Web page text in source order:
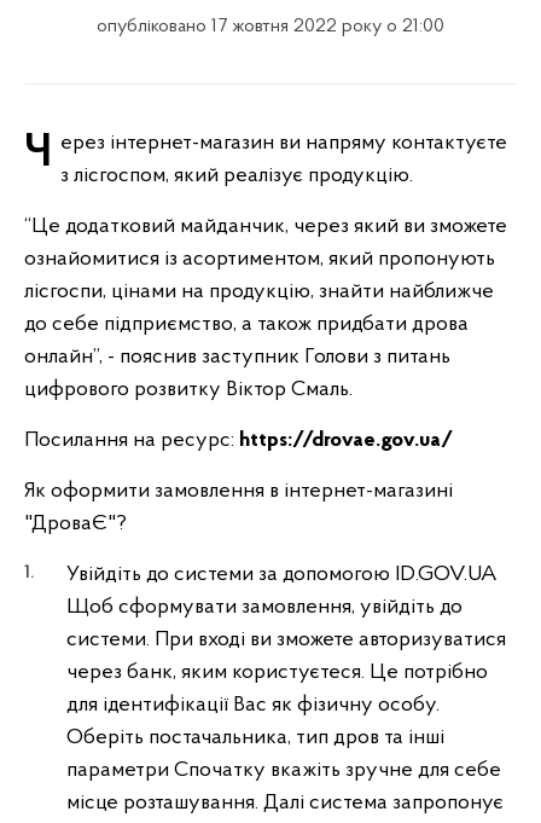
опубліковано 17 жовтня 2022 року о 21:00
Через інтернет-магазин ви напряму контактуєте з лісгоспом, який реалізує продукцію.
“Це додатковий майданчик, через який ви зможете
ознайомитися із асортиментом, який пропонують
лісгоспи, цінами на продукцію, знайти найближче
до себе підприємство, а також придбати дрова
онлайн”, - пояснив заступник Голови з питань
цифрового розвитку Віктор Смаль.
Посилання на ресурс: https://drovae.gov.ua/
Як оформити замовлення в інтернет-магазині
"ДроваЄ"?
Увійдіть до системи за допомогою ID.GOV.UA
Щоб сформувати замовлення, увійдіть до
системи. При вході ви зможете авторизуватися
через банк, яким користуєтеся. Це потрібно
для ідентифікації Вас як фізичну особу.
Оберіть постачальника, тип дров та інші
параметри Спочатку вкажіть зручне для себе
місце розташування. Далі система запропонує